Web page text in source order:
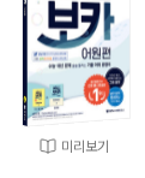
미리보기